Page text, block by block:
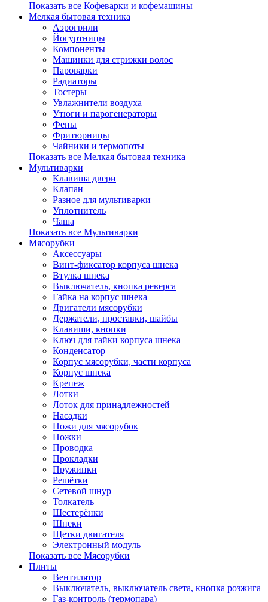
Показать все Кофеварки и кофемашины
Мелкая бытовая техника
Аэрогрили
Йогуртницы
Компоненты
Машинки для стрижки волос
Пароварки
Радиаторы
Тостеры
Увлажнители воздуха
Утюги и парогенераторы
Фены
Фритюрницы
Чайники и термопоты
Показать все Мелкая бытовая техника
Мультиварки
Клавиша двери
Клапан
Разное для мультиварки
Уплотнитель
Чаша
Показать все Мультиварки
Мясорубки
Аксессуары
Винт-фиксатор корпуса шнека
Втулка шнека
Выключатель, кнопка реверса
Гайка на корпус шнека
Двигатели мясорубки
Держатели, проставки, шайбы
Клавиши, кнопки
Ключ для гайки корпуса шнека
Конденсатор
Корпус мясорубки, части корпуса
Корпус шнека
Крепеж
Лотки
Лоток для принадлежностей
Насадки
Ножи для мясорубок
Ножки
Проводка
Прокладки
Пружинки
Решётки
Сетевой шнур
Толкатель
Шестерёнки
Шнеки
Щетки двигателя
Электронный модуль
Показать все Мясорубки
Плиты
Вентилятор
Выключатель, выключатель света, кнопка розжига
Газ-контроль (термопара)